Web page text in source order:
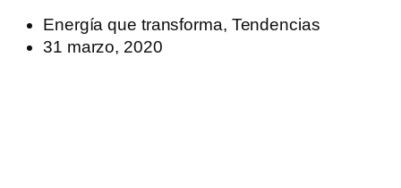
Energía que transforma, Tendencias
31 marzo, 2020